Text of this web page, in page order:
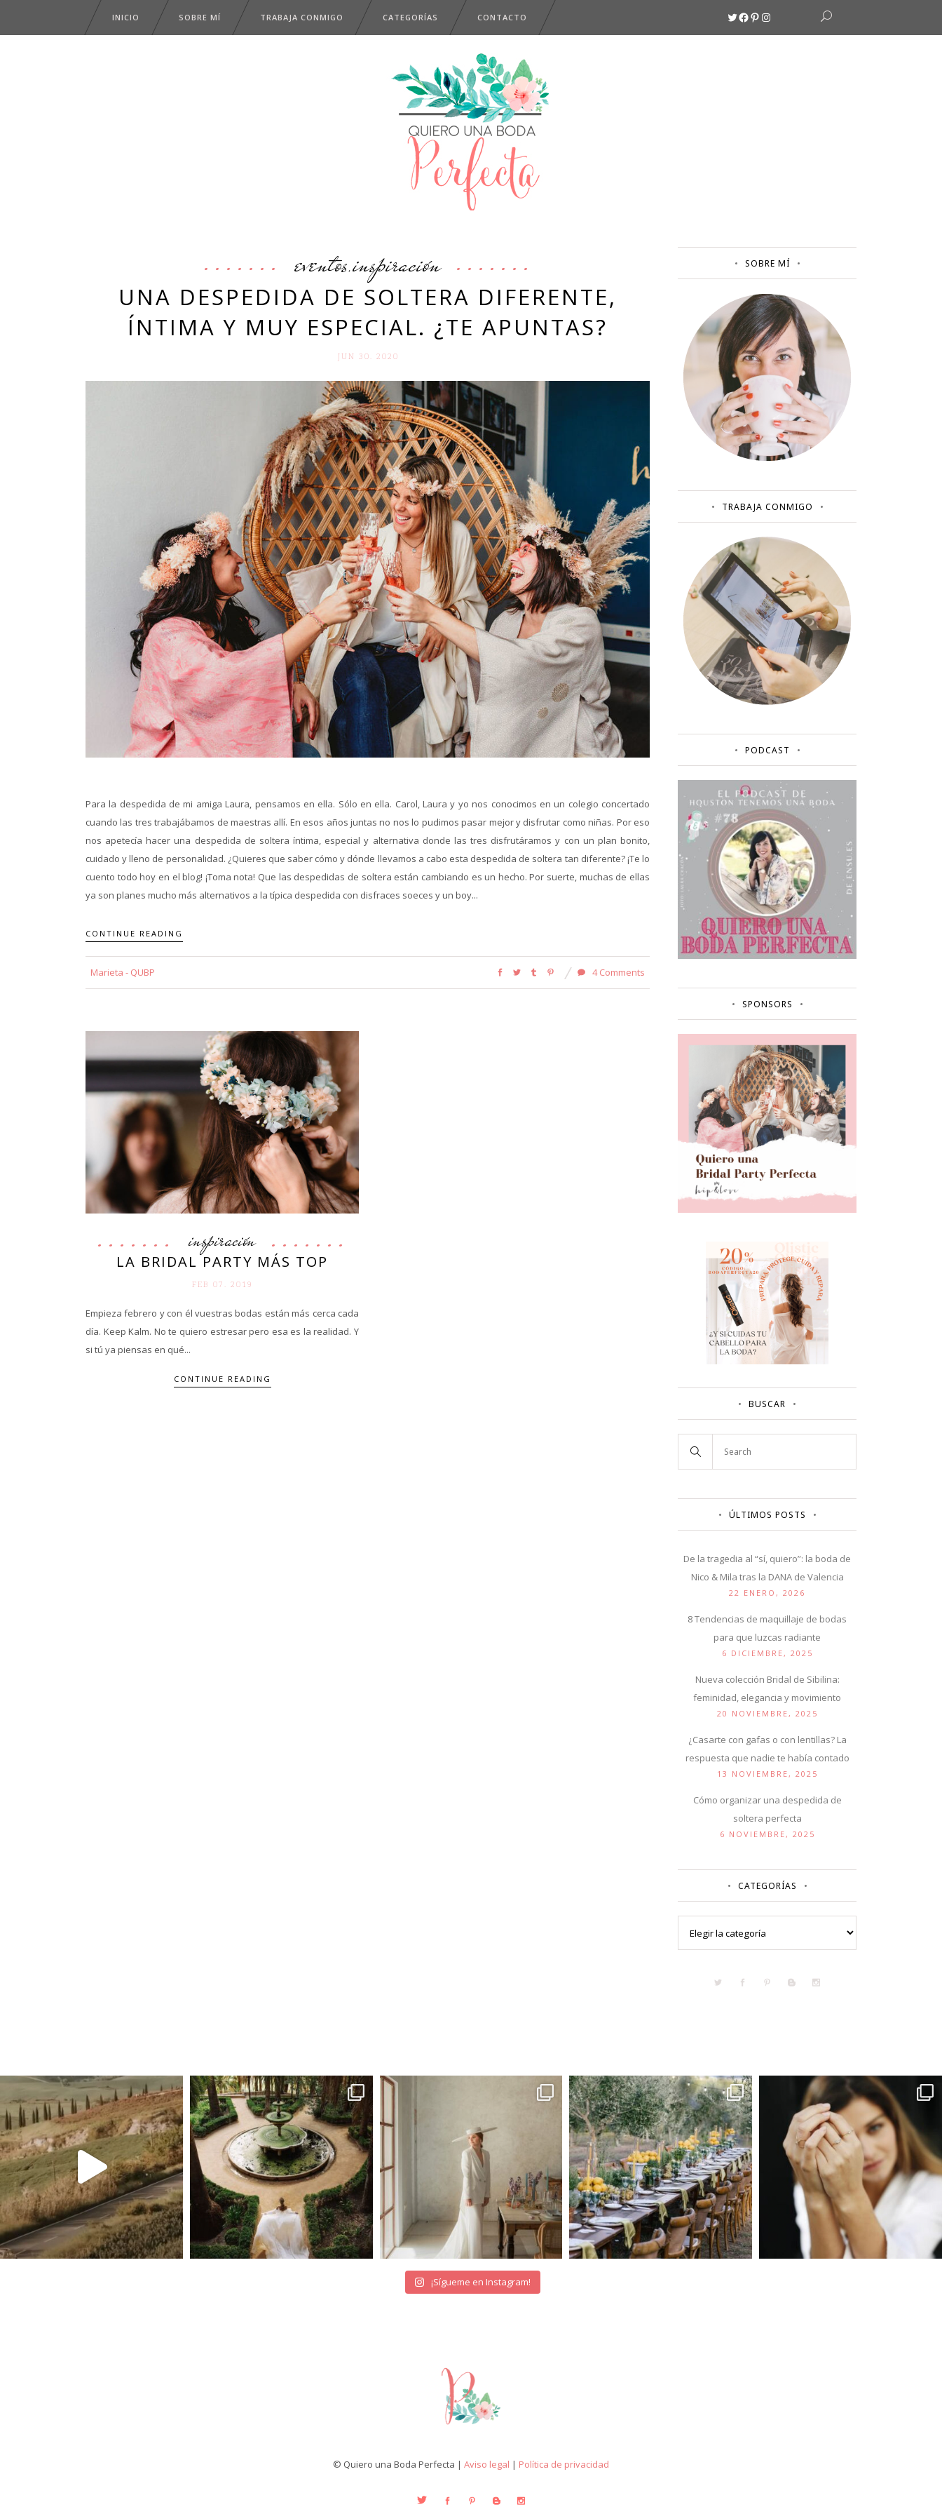
INICIO SOBRE MÍ TRABAJA CONMIGO CATEGORÍAS CONTACTO Twitter
Facebook
Pinterest
Instagram
eventos,inspiración
UNA DESPEDIDA DE SOLTERA DIFERENTE,
ÍNTIMA Y MUY ESPECIAL. ¿TE APUNTAS?
JUN 30. 2020
Para la despedida de mi amiga Laura, pensamos en ella. Sólo en ella. Carol, Laura y yo nos conocimos en un colegio concertado
cuando las tres trabajábamos de maestras allí. En esos años juntas no nos lo pudimos pasar mejor y disfrutar como niñas. Por eso
nos apetecía hacer una despedida de soltera íntima, especial y alternativa donde las tres disfrutáramos y con un plan bonito,
cuidado y lleno de personalidad. ¿Quieres que saber cómo y dónde llevamos a cabo esta despedida de soltera tan diferente? ¡Te lo
cuento todo hoy en el blog! ¡Toma nota! Que las despedidas de soltera están cambiando es un hecho. Por suerte, muchas de ellas
ya son planes mucho más alternativos a la típica despedida con disfraces soeces y un boy...
CONTINUE READING
Marieta - QUBP 4 Comments
inspiración
LA BRIDAL PARTY MÁS TOP
FEB 07. 2019
Empieza febrero y con él vuestras bodas están más cerca cada
día. Keep Kalm. No te quiero estresar pero esa es la realidad. Y
si tú ya piensas en qué...
CONTINUE READING
SOBRE MÍ
TRABAJA CONMIGO
PODCAST
SPONSORS
BUSCAR
ÚLTIMOS POSTS
De la tragedia al “sí, quiero”: la boda de
Nico & Mila tras la DANA de Valencia
22 ENERO, 2026
8 Tendencias de maquillaje de bodas
para que luzcas radiante
6 DICIEMBRE, 2025
Nueva colección Bridal de Sibilina:
feminidad, elegancia y movimiento
20 NOVIEMBRE, 2025
¿Casarte con gafas o con lentillas? La
respuesta que nadie te había contado
13 NOVIEMBRE, 2025
Cómo organizar una despedida de
soltera perfecta
6 NOVIEMBRE, 2025
CATEGORÍAS
¡Sígueme en Instagram!
© Quiero una Boda Perfecta | Aviso legal | Política de privacidad